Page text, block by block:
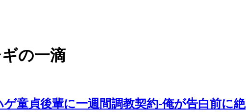
の一滴
童貞後輩に一週間調教契約-俺が告白前に絶